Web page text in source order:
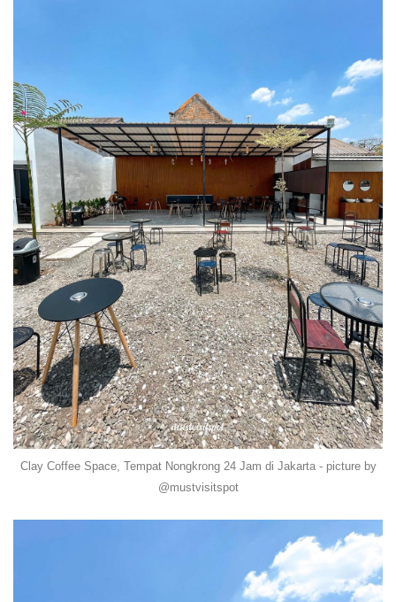
Clay Coffee Space, Tempat Nongkrong 24 Jam di Jakarta - picture by
@mustvisitspot